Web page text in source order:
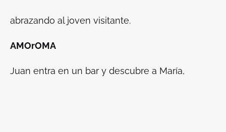
abrazando al joven visitante.
AMOrOMA
Juan entra en un bar y descubre a María,